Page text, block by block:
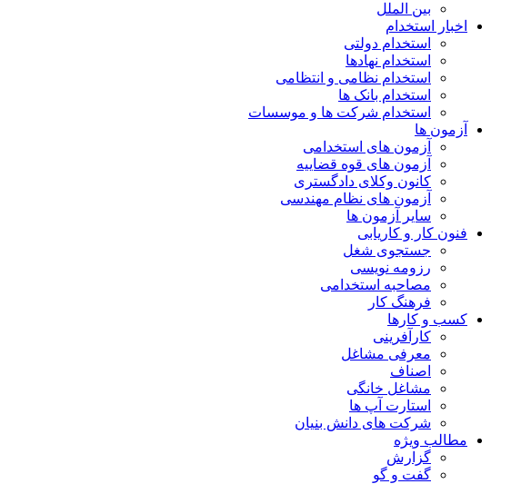
بین الملل
اخبار استخدام
استخدام دولتی
استخدام نهادها
استخدام نظامی و انتظامی
استخدام بانک ها
استخدام شرکت ها و موسسات
آزمون ها
آزمون های استخدامی
آزمون های قوه قضاییه
کانون وکلای دادگستری
آزمون های نظام مهندسی
سایر آزمون ها
فنون کار و کاریابی
جستجوی شغل
رزومه نویسی
مصاحبه استخدامی
فرهنگ کار
کسب و کارها
کارآفرینی
معرفی مشاغل
اصناف
مشاغل خانگی
استارت آپ ها
شرکت های دانش بنیان
مطالب ویژه
گزارش
گفت و گو